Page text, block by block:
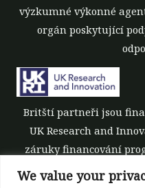
We value your
výzkumné výkonné
orgán poskytující
Britští partneři jsou
UK Research and
záruky financování